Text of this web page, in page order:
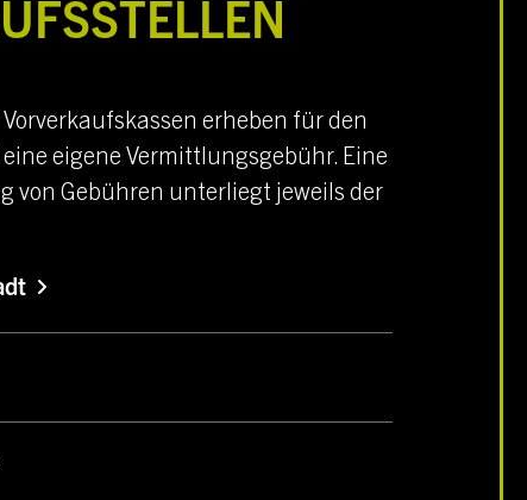
erheben für den
eigene Vermittlungsgebühr. Eine
von Gebühren unterliegt jeweils der